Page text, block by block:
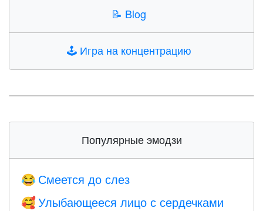
📝 Blog
🕹️ Игра на концентрацию
Популярные эмодзи
😂 Смеется до слез
🥰 Улыбающееся лицо с сердечками